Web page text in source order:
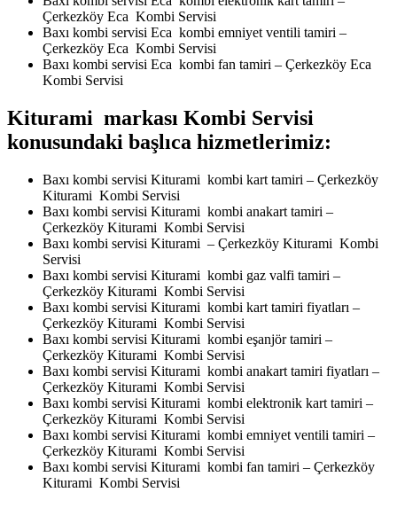
Çerkezköy Eca Kombi Servisi
Baxı kombi servisi Eca kombi emniyet ventili tamiri –
Çerkezköy Eca Kombi Servisi
Baxı kombi servisi Eca kombi fan tamiri – Çerkezköy Eca
Kombi Servisi
Kiturami markası Kombi Servisi
konusundaki başlıca hizmetlerimiz:
Baxı kombi servisi Kiturami kombi kart tamiri – Çerkezköy
Kiturami Kombi Servisi
Baxı kombi servisi Kiturami kombi anakart tamiri –
Çerkezköy Kiturami Kombi Servisi
Baxı kombi servisi Kiturami – Çerkezköy Kiturami Kombi
Servisi
Baxı kombi servisi Kiturami kombi gaz valfi tamiri –
Çerkezköy Kiturami Kombi Servisi
Baxı kombi servisi Kiturami kombi kart tamiri fiyatları –
Çerkezköy Kiturami Kombi Servisi
Baxı kombi servisi Kiturami kombi eşanjör tamiri –
Çerkezköy Kiturami Kombi Servisi
Baxı kombi servisi Kiturami kombi anakart tamiri fiyatları –
Çerkezköy Kiturami Kombi Servisi
Baxı kombi servisi Kiturami kombi elektronik kart tamiri –
Çerkezköy Kiturami Kombi Servisi
Baxı kombi servisi Kiturami kombi emniyet ventili tamiri –
Çerkezköy Kiturami Kombi Servisi
Baxı kombi servisi Kiturami kombi fan tamiri – Çerkezköy
Kiturami Kombi Servisi